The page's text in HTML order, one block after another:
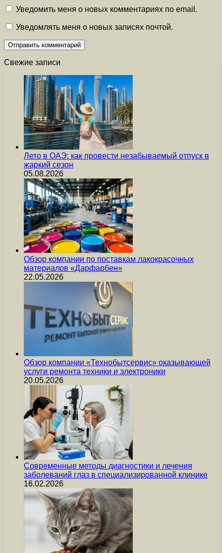
Уведомить меня о новых комментариях по email.
Уведомлять меня о новых записях почтой.
Свежие записи
Лето в ОАЭ: как провести незабываемый отпуск в
жаркий сезон
05.08.2026
Обзор компании по поставкам лакокрасочных
материалов «Дарфарбен»
22.05.2026
Обзор компании «Технобытсервис» оказывающей
услуги ремонта техники и электроники
20.05.2026
Современные методы диагностики и лечения
заболеваний глаз в специализированной клинике
16.02.2026